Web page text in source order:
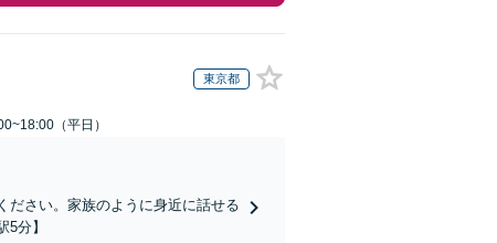
東京都
（平日）
ださい。家族のように身近に話せる
分】